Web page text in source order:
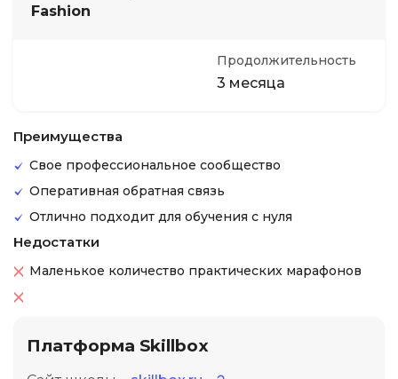
Fashion
Продолжительность
3 месяца
Преимущества
Свое профессиональное сообщество
Оперативная обратная связь
Отлично подходит для обучения с нуля
Недостатки
Маленькое количество практических марафонов
Платформа Skillbox